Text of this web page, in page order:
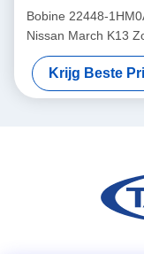
Bobine 22448-
Nissan March K13
N17 Sylphy B17
Krijg Beste